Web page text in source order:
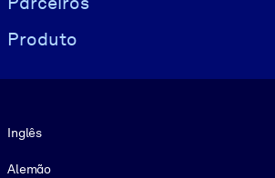
Produto
Inglês
Alemão